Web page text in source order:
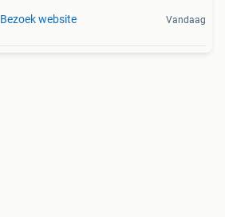
Bezoek website Vandaag